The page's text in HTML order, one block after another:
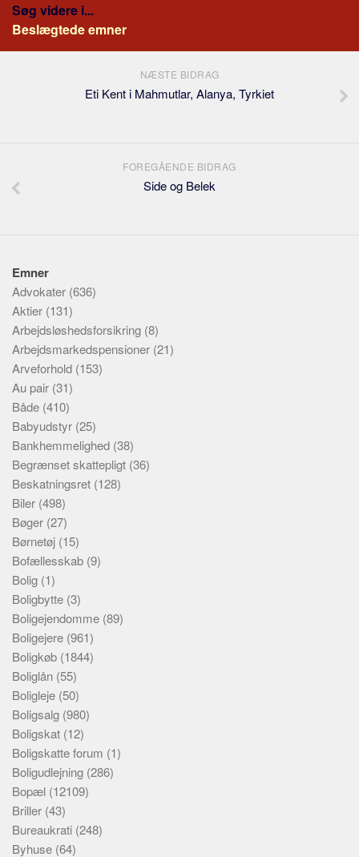
Bannere
Hjælp
Søg videre i...
Beslægtede emner
NÆSTE BIDRAG
Eti Kent i Mahmutlar, Alanya, Tyrkiet
FOREGÅENDE BIDRAG
Side og Belek
Emner
Advokater (636)
Aktier (131)
Arbejdsløshedsforsikring (8)
Arbejdsmarkedspensioner (21)
Arveforhold (153)
Au pair (31)
Både (410)
Babyudstyr (25)
Bankhemmelighed (38)
Begrænset skattepligt (36)
Beskatningsret (128)
Biler (498)
Bøger (27)
Børnetøj (15)
Bofællesskab (9)
Bolig (1)
Boligbytte (3)
Boligejendomme (89)
Boligejere (961)
Boligkøb (1844)
Boliglån (55)
Boligleje (50)
Boligsalg (980)
Boligskat (12)
Boligskatte forum (1)
Boligudlejning (286)
Bopæl (12109)
Briller (43)
Bureaukrati (248)
Byhuse (64)